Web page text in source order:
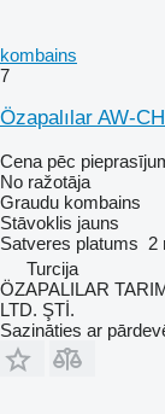
kombains
7
Özapalılar AW-
Cena pēc
No ražotāja
Graudu kombains
Stāvoklis jauns
Satveres platums 2
Turcija
ÖZAPALILAR
LTD. ŞTİ.
Sazināties ar